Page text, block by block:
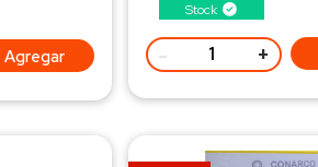
Agregar
Stock
- +